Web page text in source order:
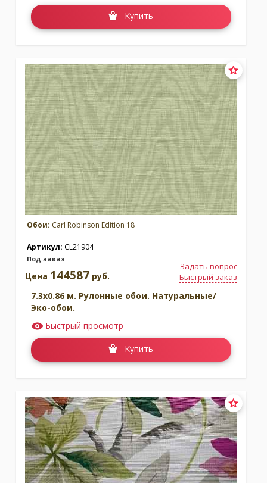
Купить
Обои: Carl Robinson Edition 18
Артикул: CL21904
Под заказ
Задать вопрос
Быстрый заказ
Цена 144587 руб.
7.3x0.86 м. Рулонные обои. Натуральные/
Эко-обои.
Быстрый просмотр
Купить